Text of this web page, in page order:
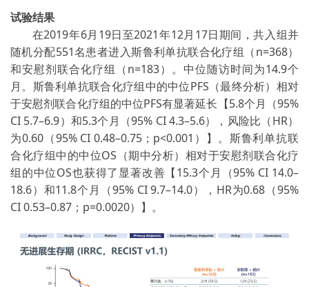
试验结果
在2019年6月 19日至2021年12月 17日期间，共入组并
随机分配551名患者进入斯鲁利单抗联合化疗组（n=368）
和安慰剂联合化疗组（n=183）。中位随访时间为14.9个
月。斯鲁利单抗联合化疗组中的中位PFS （最终分析）相对
于安慰剂联合化疗组的中位PFS有显著延长【5.8个月（95%
CI 5.7–6.9）和5.3个月（95% CI 4.3–5.6），风险比（HR）
为0.60（95% CI 0.48–0.75 ； p<0.001 ）】。斯鲁利单抗联
合化疗组中的中位OS （期中分析）相对于安慰剂联合化疗
组的中位OS也获得了显著改善【15.3个月（95% CI 14.0–
18.6）和11.8个月（95% CI 9.7–14.0）， HR为0.68 （95%
CI 0.53–0.87 ； p=0.0020）】。